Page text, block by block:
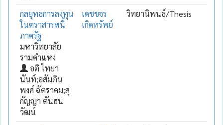
กลยุทธการลงทุน
ในตราสารหนี้
ภาครัฐ
มหาวิทยาลัย
รามคำแหง
อติ ไทยา
นันท์;อสัมภิน
พงศ์ ฉัตราคม;สุ
กัญญา ตันธน
วัฒน์
เดชขจร
เกิดทรัพย์
วิทยานิพนธ์/Thesis